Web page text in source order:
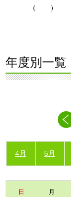
（ ）
年度別一覧
4月 5月
日 月